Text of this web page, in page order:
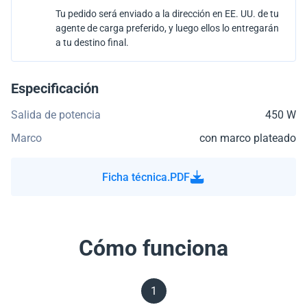
Tu pedido será enviado a la dirección en EE. UU. de tu
agente de carga preferido, y luego ellos lo entregarán
a tu destino final.
Especificación
Salida de potencia
450 W
Marco
con marco plateado
Ficha técnica.PDF
Cómo funciona
1